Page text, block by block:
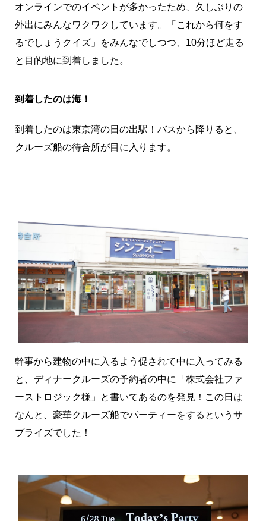
オンラインでのイベントが多かったため、久しぶりの
外出にみんなワクワクしています。「これから何をす
るでしょうクイズ」をみんなでしつつ、10分ほど走る
と目的地に到着しました。
到着したのは海！
到着したのは東京湾の日の出駅！バスから降りると、
クルーズ船の待合所が目に入ります。
幹事から建物の中に入るよう促されて中に入ってみる
と、ディナークルーズの予約者の中に「株式会社ファ
ーストロジック様」と書いてあるのを発見！この日は
なんと、豪華クルーズ船でパーティーをするというサ
プライズでした！